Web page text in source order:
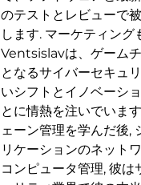
のテストとレビューで
します. マーケティング
Ventsislavは、ゲーム
となるサイバーセキュ
いシフトとイノベーシ
とに情熱を注いでいま
ェーン管理を学んだ後,
リケーションのネット
コンピュータ管理, 彼は